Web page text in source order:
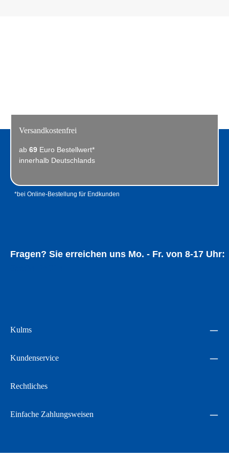
Fragen? Sie erreichen uns Mo. - Fr. von 8-17 Uhr:
Versandkostenfrei
ab 69 Euro Bestellwert*
innerhalb Deutschlands
*bei Online-Bestellung für Endkunden
Kulms
Kundenservice
Rechtliches
Einfache Zahlungsweisen